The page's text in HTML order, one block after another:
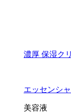
濃厚 保湿ク
エッセンシ
美容液